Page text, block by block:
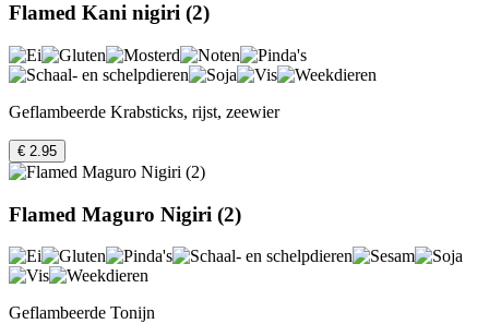
Flamed Kani nigiri (2)
Geflambeerde Krabsticks, rijst, zeewier
€ 2.95
Flamed Maguro Nigiri (2)
Geflambeerde Tonijn